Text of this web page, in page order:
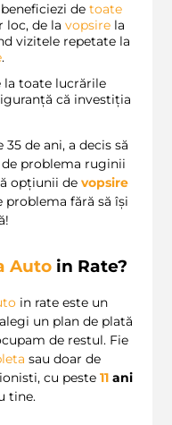
de toate
loc, de la vopsire la
vizitele repetate la
.
toate lucrările
că investiția
de ani, a decis să
de problema ruginii
opțiunii de vopsire
problema fără să își
Auto in Rate?
in rate este un
un plan de plată
de restul. Fie
sau doar de
cu peste 11 ani
tine.